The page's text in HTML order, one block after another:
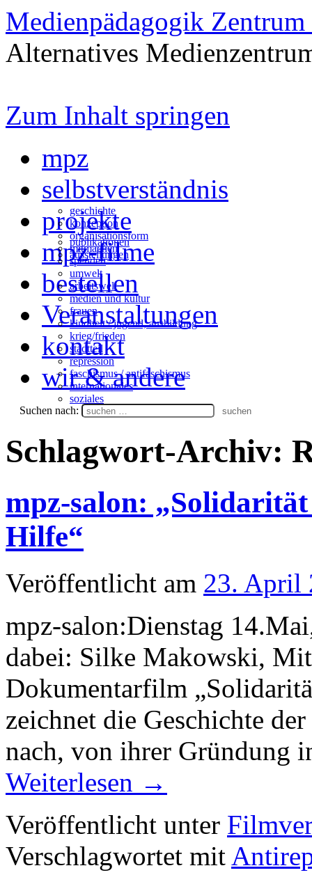
Medienpädagogik Zentrum
Alternatives
Zum Inhalt springen
mpz
selbstverständnis
geschichte
konzeption
organisationsform
mitmachen
spenden
projekte
publikationen
ausstellungen
mpz-filme
umwelt
arbeitswelt
medien und kultur
frauen
kindheit / jugend, ausbildung
krieg/frieden
stadtteil
repression
faschismus / antifaschismus
internationales
soziales
bestellen
Veranstaltungen
kontakt
wir & andere
Suchen nach:
Schlagwort-Archiv:
mpz-salon:
Hilfe“
Veröffentlicht am 23. April
mpz-salon:Dienstag
dabei: Silke Makowski,
Dokumentarfilm
zeichnet die Geschichte
nach, von ihrer Gründung
Weiterlesen →
Veröffentlicht unter
Verschlagwortet mit